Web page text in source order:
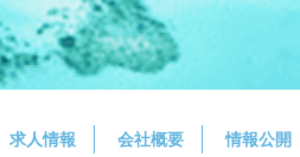
求人情報 会社概要 情報公開